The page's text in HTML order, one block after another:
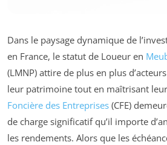
Dans le paysage dynamique de
en France, le statut de Loueur en
(LMNP) attire de plus en plus
leur patrimoine tout en maîtrisant
Foncière des Entreprises (CFE)
de charge significatif qu’il importe
les rendements. Alors que les